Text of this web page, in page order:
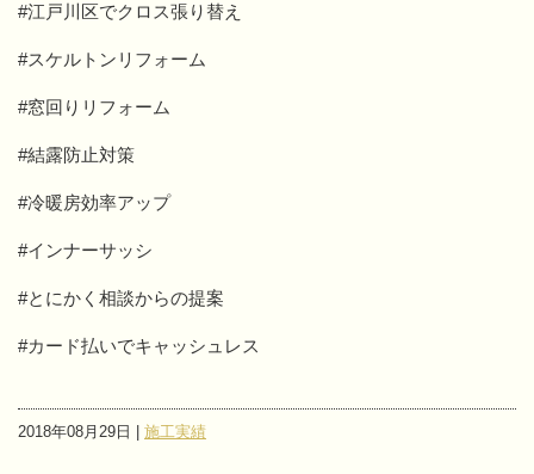
#江戸川区でクロス張り替え
#スケルトンリフォーム
#窓回りリフォーム
#結露防止対策
#冷暖房効率アップ
#インナーサッシ
#とにかく相談からの提案
#カード払いでキャッシュレス
2018年08月29日 | 施工実績